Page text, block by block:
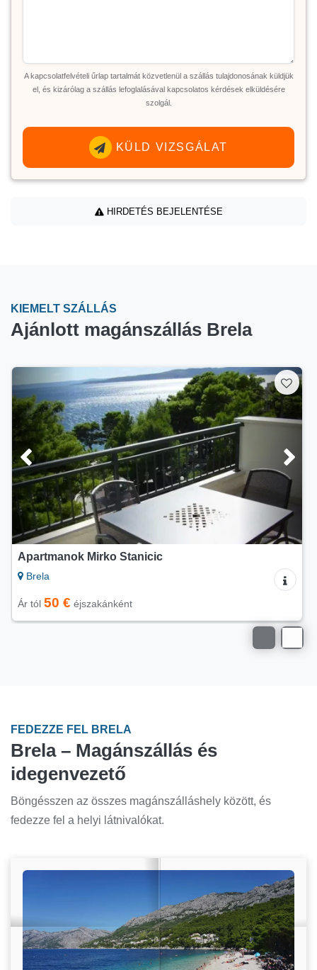
A kapcsolatfelvételi űrlap tartalmát közvetlenül a szállás tulajdonosának küldjük
el, és kizárólag a szállás lefoglalásával kapcsolatos kérdések elküldésére
szolgál.
KÜLD VIZSGÁLAT
HIRDETÉS BEJELENTÉSE
KIEMELT SZÁLLÁS
Ajánlott magánszállás Brela
Apartmanok Kuća Željko i Marija
Brela
Ár tól50 € éjszakánként
FEDEZZE FEL BRELA
Brela – Magánszállás és
idegenvezető
Böngésszen az összes magánszálláshely között, és
fedezze fel a helyi látnivalókat.